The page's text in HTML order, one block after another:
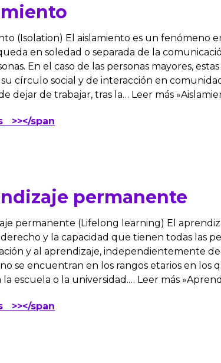
(Isolation) El aislamiento es un fenómeno
en soledad o separada de la
En el caso de las personas mayores,
círculo social y de interacción en
dejar de trabajar, tras la… Leer más
>></span
permanente
permanente (Lifelong learning) El
y la capacidad que tienen todas las
y al aprendizaje, independientemente de
se encuentran en los rangos etarios en
la escuela o la universidad.… Leer más
>></span